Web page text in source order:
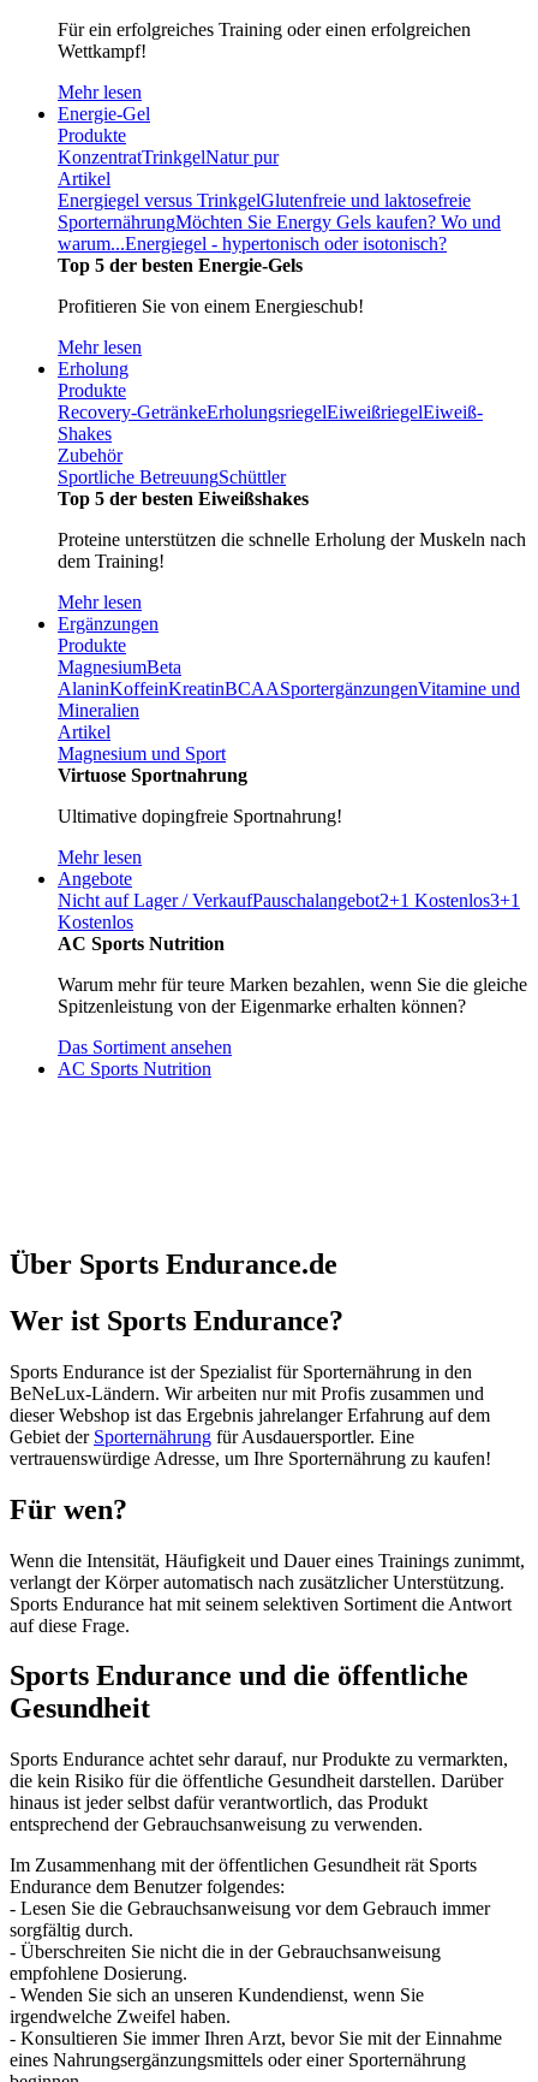
Für ein erfolgreiches Training oder einen erfolgreichen
Wettkampf!
Mehr lesen
Energie-Gel
Produkte
KonzentratTrinkgelNatur pur
Artikel
Energiegel versus TrinkgelGlutenfreie und laktosefreie
SporternährungMöchten Sie Energy Gels kaufen? Wo und
warum...Energiegel - hypertonisch oder isotonisch?
Top 5 der besten Energie-Gels
Profitieren Sie von einem Energieschub!
Mehr lesen
Erholung
Produkte
Recovery-GetränkeErholungsriegelEiweißriegelEiweiß-
Shakes
Zubehör
Sportliche BetreuungSchüttler
Top 5 der besten Eiweißshakes
Proteine unterstützen die schnelle Erholung der Muskeln nach
dem Training!
Mehr lesen
Ergänzungen
Produkte
MagnesiumBeta
AlaninKoffeinKreatinBCAASportergänzungenVitamine und
Mineralien
Artikel
Magnesium und Sport
Virtuose Sportnahrung
Ultimative dopingfreie Sportnahrung!
Mehr lesen
Angebote
Nicht auf Lager / VerkaufPauschalangebot2+1 Kostenlos3+1
Kostenlos
AC Sports Nutrition
Warum mehr für teure Marken bezahlen, wenn Sie die gleiche
Spitzenleistung von der Eigenmarke erhalten können?
Das Sortiment ansehen
AC Sports Nutrition
Über Sports Endurance.de
Wer ist Sports Endurance?
Sports Endurance ist der Spezialist für Sporternährung in den
BeNeLux-Ländern. Wir arbeiten nur mit Profis zusammen und
dieser Webshop ist das Ergebnis jahrelanger Erfahrung auf dem
Gebiet der Sporternährung für Ausdauersportler. Eine
vertrauenswürdige Adresse, um Ihre Sporternährung zu kaufen!
Für wen?
Wenn die Intensität, Häufigkeit und Dauer eines Trainings zunimmt,
verlangt der Körper automatisch nach zusätzlicher Unterstützung.
Sports Endurance hat mit seinem selektiven Sortiment die Antwort
auf diese Frage.
Sports Endurance und die öffentliche
Gesundheit
Sports Endurance achtet sehr darauf, nur Produkte zu vermarkten,
die kein Risiko für die öffentliche Gesundheit darstellen. Darüber
hinaus ist jeder selbst dafür verantwortlich, das Produkt
entsprechend der Gebrauchsanweisung zu verwenden.
Im Zusammenhang mit der öffentlichen Gesundheit rät Sports
Endurance dem Benutzer folgendes:
- Lesen Sie die Gebrauchsanweisung vor dem Gebrauch immer
sorgfältig durch.
- Überschreiten Sie nicht die in der Gebrauchsanweisung
empfohlene Dosierung.
- Wenden Sie sich an unseren Kundendienst, wenn Sie
irgendwelche Zweifel haben.
- Konsultieren Sie immer Ihren Arzt, bevor Sie mit der Einnahme
eines Nahrungsergänzungsmittels oder einer Sporternährung